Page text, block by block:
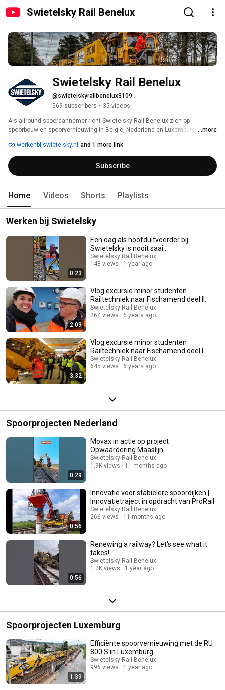
Swietelsky Rail Benelux
Swietelsky Rail Benelux
@swietelskyrailbenelux3109
569 subscribers • 35 videos
Als allround spooraannemer richt Swietelsky Rail Benelux zich op
spoorbouw en spoorvernieuwing in België, Nederland en Luxemburg. Wij
van complexe spoorprojecten. We maken daarbij gebruik van hightech
machines uit Oostenrijk. Deze machines vernieuwen duurzaam en
efficiënt het hele spoor, van dwarsligger tot spoorstaaf. Dit doen wij met
behulp van grote high-tech machines en kundige medewerkers. Wij
complexe spoorproblemen.
...more
werkenbijswietelsky.nl and 1 more link
Subscribe
Home Videos Shorts Playlists
Werken bij Swietelsky
0:23
Een dag als hoofduitvoerder bij
Swietelsky is nooit saai...
Swietelsky Rail Benelux
148 views
1 year ago
2:09
Vlog excursie minor studenten
Railtechniek naar Fischamend deel II.
Swietelsky Rail Benelux
264 views
6 years ago
3:32
Vlog excursie minor studenten
Railtechniek naar Fischamend deel I.
Swietelsky Rail Benelux
645 views
6 years ago
Spoorprojecten Nederland
0:29
Movax in actie op project
Opwaardering Maaslijn
Swietelsky Rail Benelux
1.9K views
11 months ago
0:56
Innovatie voor stabielere spoordijken |
Innovatietraject in opdracht van ProRail
Swietelsky Rail Benelux
266 views
11 months ago
0:56
Renewing a railway? Let's see what it
takes!
Swietelsky Rail Benelux
1.2K views
1 year ago
Spoorprojecten Luxemburg
1:39
Efficiënte spoorvernieuwing met de RU
800 S in Luxemburg
Swietelsky Rail Benelux
996 views
1 year ago